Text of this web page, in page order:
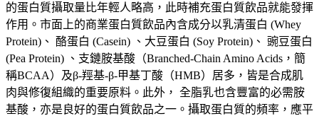
的蛋白質攝取量比年輕人略高，此時補充蛋白質飲品就能發揮
作用。市面上的商業蛋白質飲品內含成分以乳清蛋白 (Whey
Protein)、 酪蛋白 (Casein) 、大豆蛋白 (Soy Protein)、 豌豆蛋白
(Pea Protein) 、支鏈胺基酸（Branched-Chain Amino Acids，簡
稱BCAA）及β-羥基-β-甲基丁酸（HMB）居多，皆是合成肌
肉與修復組織的重要原料。此外， 全脂乳也含豐富的必需胺
基酸，亦是良好的蛋白質飲品之一。攝取蛋白質的頻率，應平